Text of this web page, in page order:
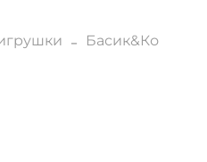
Басик&Ко